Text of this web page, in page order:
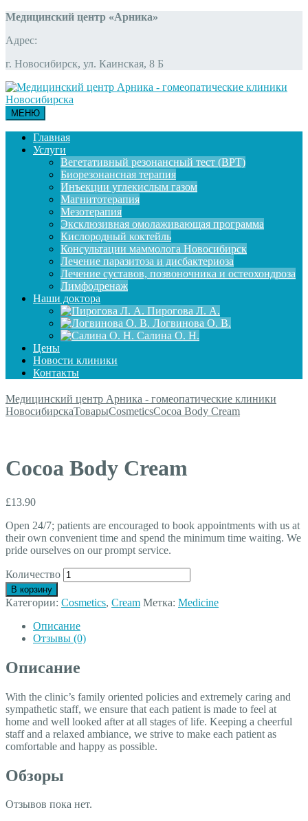
Медицинский центр «Арника»
Адрес:
г. Новосибирск, ул. Каинская, 8 Б
МЕНЮ
Главная
Услуги
Вегетативный резонансный тест (ВРТ)
Биорезонансная терапия
Инъекции углекислым газом
Магнитотерапия
Мезотерапия
Эксклюзивная омолаживающая программа
Кислородный коктейль
Консультации маммолога Новосибирск
Лечение паразитоза и дисбактериоза
Лечение суставов, позвоночника и остеохондроза
Лимфодренаж
Наши доктора
Пирогова Л. А.
Логвинова О. В.
Салина О. Н.
Цены
Новости клиники
Контакты
Медицинский центр Арника - гомеопатические клиники
НовосибирскаТоварыCosmeticsCocoa Body Cream
Cocoa Body Cream
£13.90
Open 24/7; patients are encouraged to book appointments with us at
their own convenient time and spend the minimum time waiting. We
pride ourselves on our prompt service.
Количество
В корзину
Категории: Cosmetics, Cream Метка: Medicine
Описание
Отзывы (0)
Описание
With the clinic’s family oriented policies and extremely caring and
sympathetic staff, we ensure that each patient is made to feel at
home and well looked after at all stages of life. Keeping a cheerful
staff and a relaxed ambiance, we strive to make each patient as
comfortable and happy as possible.
Обзоры
Отзывов пока нет.